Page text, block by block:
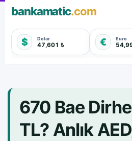
bankamatic.com
$ Dolar
47,601 ₺ € Euro
670 Bae
TL? Anlık